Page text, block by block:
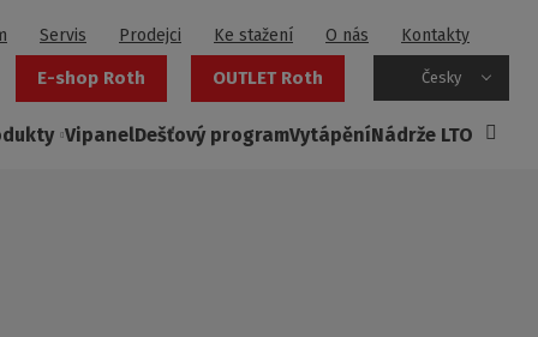
Servis Prodejci Ke stažení O nás Kontakty
E-shop Roth OUTLET Roth Česky
VipanelDešťový programVytápěníNádrže LTO